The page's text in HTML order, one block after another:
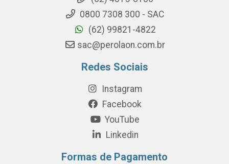
0800 7308 300 - SAC
(62) 99821-4822
sac@perolaon.com.br
Redes Sociais
Instagram
Facebook
YouTube
Linkedin
Formas de Pagamento